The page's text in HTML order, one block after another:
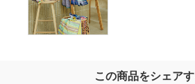
この商品をシェアす